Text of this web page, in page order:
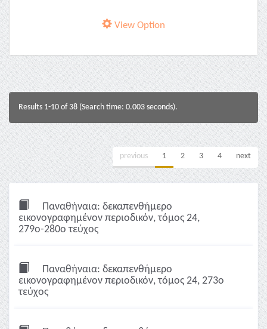
View Option
Results 1-10 of 38 (Search time: 0.003 seconds).
previous 1 2 3 4 next
Παναθήναια: δεκαπενθήμερο
εικονογραφημένον περιοδικόν, τόμος 24,
279ο-280ο τεύχος
Παναθήναια: δεκαπενθήμερο
εικονογραφημένον περιοδικόν, τόμος 24, 273ο
τεύχος